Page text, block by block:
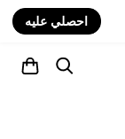
احصلي عليه